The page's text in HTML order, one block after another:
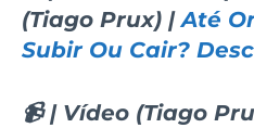
(Tiago Prux) |Até
Subir Ou Cair?
📹 | Vídeo (Tiago